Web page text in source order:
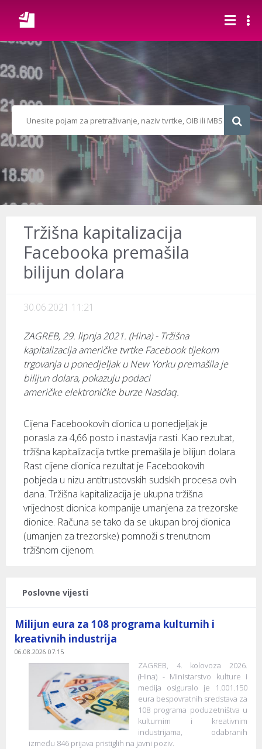
Tržišna kapitalizacija
Facebooka premašila
bilijun dolara
30.06.2021 11:21
ZAGREB, 29. lipnja 2021. (Hina) - Tržišna
kapitalizacija američke tvrtke Facebook tijekom
trgovanja u ponedjeljak u New Yorku premašila je
bilijun dolara, pokazuju podaci
američke elektroničke burze Nasdaq.
Cijena Facebookovih dionica u ponedjeljak je
porasla za 4,66 posto i nastavlja rasti. Kao rezultat,
tržišna kapitalizacija tvrtke premašila je bilijun dolara.
Rast cijene dionica rezultat je Facebookovih
pobjeda u nizu antitrustovskih sudskih procesa ovih
dana. Tržišna kapitalizacija je ukupna tržišna
vrijednost dionica kompanije umanjena za trezorske
dionice. Računa se tako da se ukupan broj dionica
(umanjen za trezorske) pomnoži s trenutnom
tržišnom cijenom.
Poslovne vijesti
Milijun eura za 108 programa kulturnih i
kreativnih industrija
06.08.2026 07:15
ZAGREB, 4. kolovoza 2026.
(Hina) - Ministarstvo kulture i
medija osiguralo je 1.001.150
eura bespovratnih sredstava za
108 programa poduzetništva u
kulturnim i kreativnim
industrijama, odabranih
između 846 prijava pristiglih na javni poziv.